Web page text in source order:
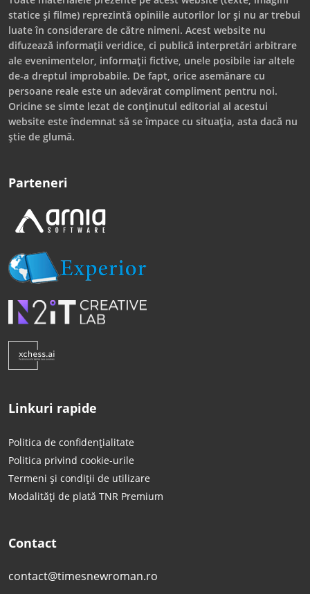
statice și filme) reprezintă opiniile autorilor lor și nu ar trebui
luate în considerare de către nimeni. Acest website nu
difuzează informații veridice, ci publică interpretări arbitrare
ale evenimentelor, informații fictive, unele posibile iar altele
de-a dreptul improbabile. De fapt, orice asemănare cu
persoane reale este un adevărat compliment pentru noi.
Oricine se simte lezat de conținutul editorial al acestui
website este îndemnat să se împace cu situația, asta dacă nu
știe de glumă.
Parteneri
Linkuri rapide
Politica de confidențialitate
Politica privind cookie-urile
Termeni și condiții de utilizare
Modalități de plată TNR Premium
Contact
contact@timesnewroman.ro